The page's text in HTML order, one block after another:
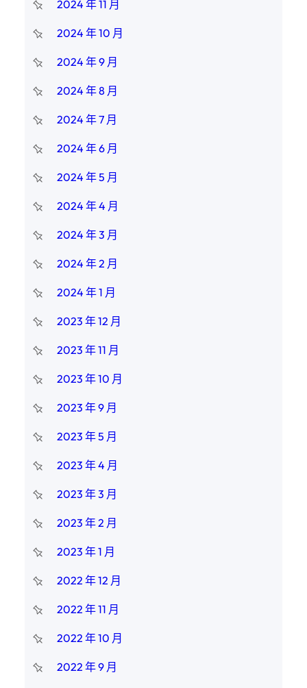
2024 年 11 月
2024 年 10 月
2024 年 9 月
2024 年 8 月
2024 年 7 月
2024 年 6 月
2024 年 5 月
2024 年 4 月
2024 年 3 月
2024 年 2 月
2024 年 1 月
2023 年 12 月
2023 年 11 月
2023 年 10 月
2023 年 9 月
2023 年 5 月
2023 年 4 月
2023 年 3 月
2023 年 2 月
2023 年 1 月
2022 年 12 月
2022 年 11 月
2022 年 10 月
2022 年 9 月